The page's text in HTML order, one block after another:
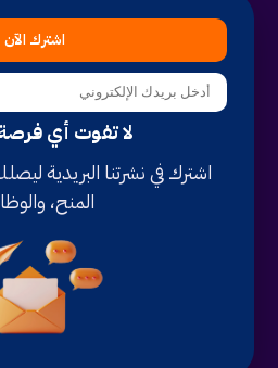
اشترك الآن
لا تفوت أي
اشترك في نشرتنا البريدية
المنح،